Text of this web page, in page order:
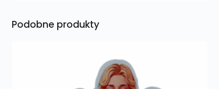
Podobne produkty